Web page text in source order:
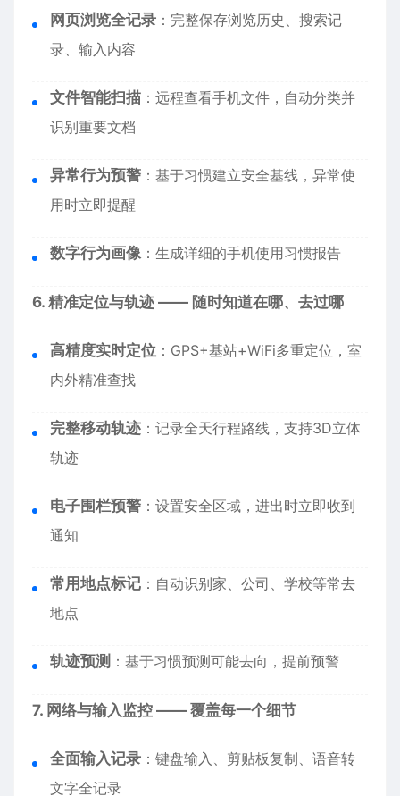
网页浏览全记录 ：完整保存浏览历史、搜索记
录、输入内容
文件智能扫描 ：远程查看手机文件，自动分类并
识别重要文档
异常行为预警 ：基于习惯建立安全基线，异常使
用时立即提醒
数字行为画像：生成详细的手机使用习惯报告
6. 精准定位与轨迹 —— 随时知道在哪、去过哪
高精度实时定位 ：GPS+基站+WiFi多重定位，室
内外精准查找
完整移动轨迹 ：记录全天行程路线，支持3D立体
轨迹
电子围栏预警 ：设置安全区域，进出时立即收到
通知
常用地点标记 ：自动识别家、公司、学校等常去
地点
轨迹预测 ：基于习惯预测可能去向，提前预警
7. 网络与输入监控 —— 覆盖每一个细节
全面输入记录 ：键盘输入、剪贴板复制、语音转
文字全记录